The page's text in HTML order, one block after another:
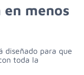
en menos
diseñado para que
toda la